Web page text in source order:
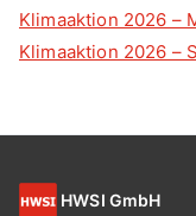
Klimaaktion 2026 –
Klimaaktion 2026 –
HWSI GmbH